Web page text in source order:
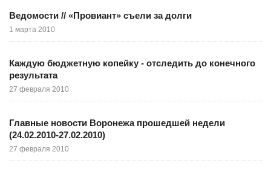
Ведомости // «Провиант» съели за долги
1 марта 2010
Каждую бюджетную копейку - отследить до конечного
результата
27 февраля 2010
Главные новости Воронежа прошедшей недели
(24.02.2010-27.02.2010)
27 февраля 2010